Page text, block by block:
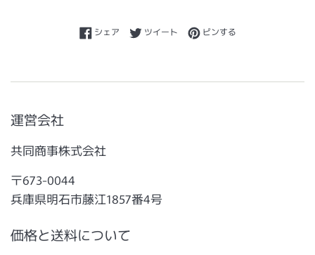
シェアFacebookでシェアする
ツイートTwitterに投稿する
ピンするPinterestでピンする
運営会社
共同商事株式会社
〒673-0044
兵庫県明石市藤江1857番4号
価格と送料について